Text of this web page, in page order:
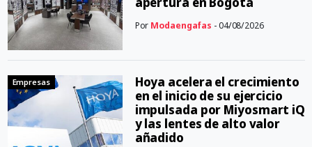
Por Modaengafas - 04/08/2026
Empresas
Hoya acelera el crecimiento
en el inicio de su ejercicio
impulsada por Miyosmart iQ
y las lentes de alto valor
añadido